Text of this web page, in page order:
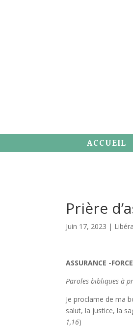
ACCUEIL
Prière
Juin 17, 2023 |
ASSURANCE -
Paroles bibliques à
Je proclame de ma
salut, la justice, la
1,16)